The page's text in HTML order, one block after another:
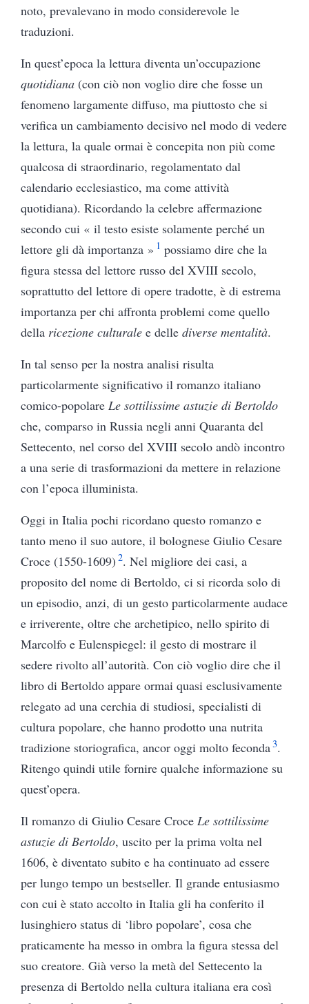
noto, prevalevano in modo considerevole le
traduzioni.
In quest’epoca la lettura diventa un’occupazione
quotidiana (con ciò non voglio dire che fosse un
fenomeno largamente diffuso, ma piuttosto che si
verifica un cambiamento decisivo nel modo di vedere
la lettura, la quale ormai è concepita non più come
qualcosa di straordinario, regolamentato dal
calendario ecclesiastico, ma come attività
quotidiana). Ricordando la celebre affermazione
secondo cui « il testo esiste solamente perché un
lettore gli dà importanza » 1 possiamo dire che la
figura stessa del lettore russo del XVIII secolo,
soprattutto del lettore di opere tradotte, è di estrema
importanza per chi affronta problemi come quello
della ricezione culturale e delle diverse mentalità.
In tal senso per la nostra analisi risulta
particolarmente significativo il romanzo italiano
comico-popolare Le sottilissime astuzie di Bertoldo
che, comparso in Russia negli anni Quaranta del
Settecento, nel corso del XVIII secolo andò incontro
a una serie di trasformazioni da mettere in relazione
con l’epoca illuminista.
Oggi in Italia pochi ricordano questo romanzo e
tanto meno il suo autore, il bolognese Giulio Cesare
Croce (1550-1609) 2. Nel migliore dei casi, a
proposito del nome di Bertoldo, ci si ricorda solo di
un episodio, anzi, di un gesto particolarmente audace
e irriverente, oltre che archetipico, nello spirito di
Marcolfo e Eulenspiegel: il gesto di mostrare il
sedere rivolto all’autorità. Con ciò voglio dire che il
libro di Bertoldo appare ormai quasi esclusivamente
relegato ad una cerchia di studiosi, specialisti di
cultura popolare, che hanno prodotto una nutrita
tradizione storiografica, ancor oggi molto feconda3.
Ritengo quindi utile fornire qualche informazione su
quest’opera.
Il romanzo di Giulio Cesare Croce Le sottilissime
astuzie di Bertoldo, uscito per la prima volta nel
1606, è diventato subito e ha continuato ad essere
per lungo tempo un bestseller. Il grande entusiasmo
con cui è stato accolto in Italia gli ha conferito il
lusinghiero status di ‘libro popolare’, cosa che
praticamente ha messo in ombra la figura stessa del
suo creatore. Già verso la metà del Settecento la
presenza di Bertoldo nella cultura italiana era così